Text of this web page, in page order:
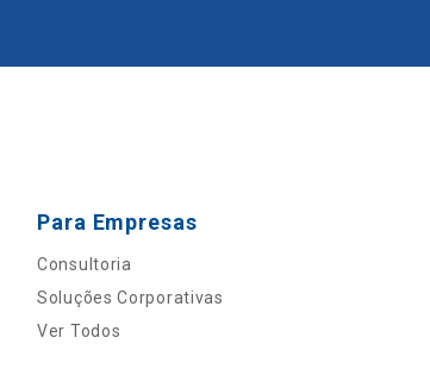
Para Empresas
Consultoria
Soluções Corporativas
Ver Todos